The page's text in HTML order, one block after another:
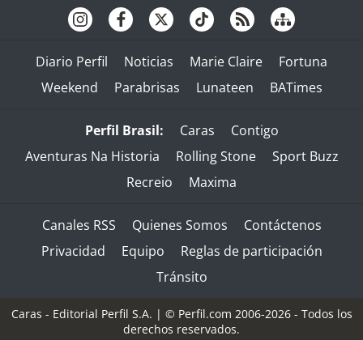
Diario Perfil Noticias Marie Claire
Fortuna
Weekend
Parabrisas Lunateen BATimes
Perfil Brasil: Caras
Contigo
Aventuras Na Historia
Rolling Stone
Sport Buzz
Recreio
Maxima
Canales RSS Quienes Somos
Contáctenos
Privacidad
Equipo
Reglas de participación
Tránsito
Caras - Editorial Perfil S.A. | © Perfil.com 2006-2026 - Todos los
derechos reservados.